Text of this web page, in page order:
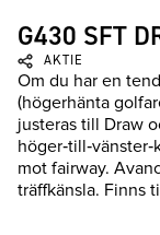
G430 SFT
AKTIE
Om du har en
(högerhänta
justeras till Draw
mot fairway.
träffkänsla. Finns